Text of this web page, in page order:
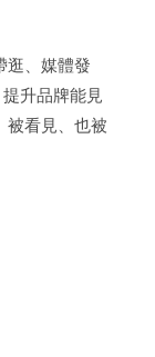
逛、媒體發
升品牌能見
被看見、也被